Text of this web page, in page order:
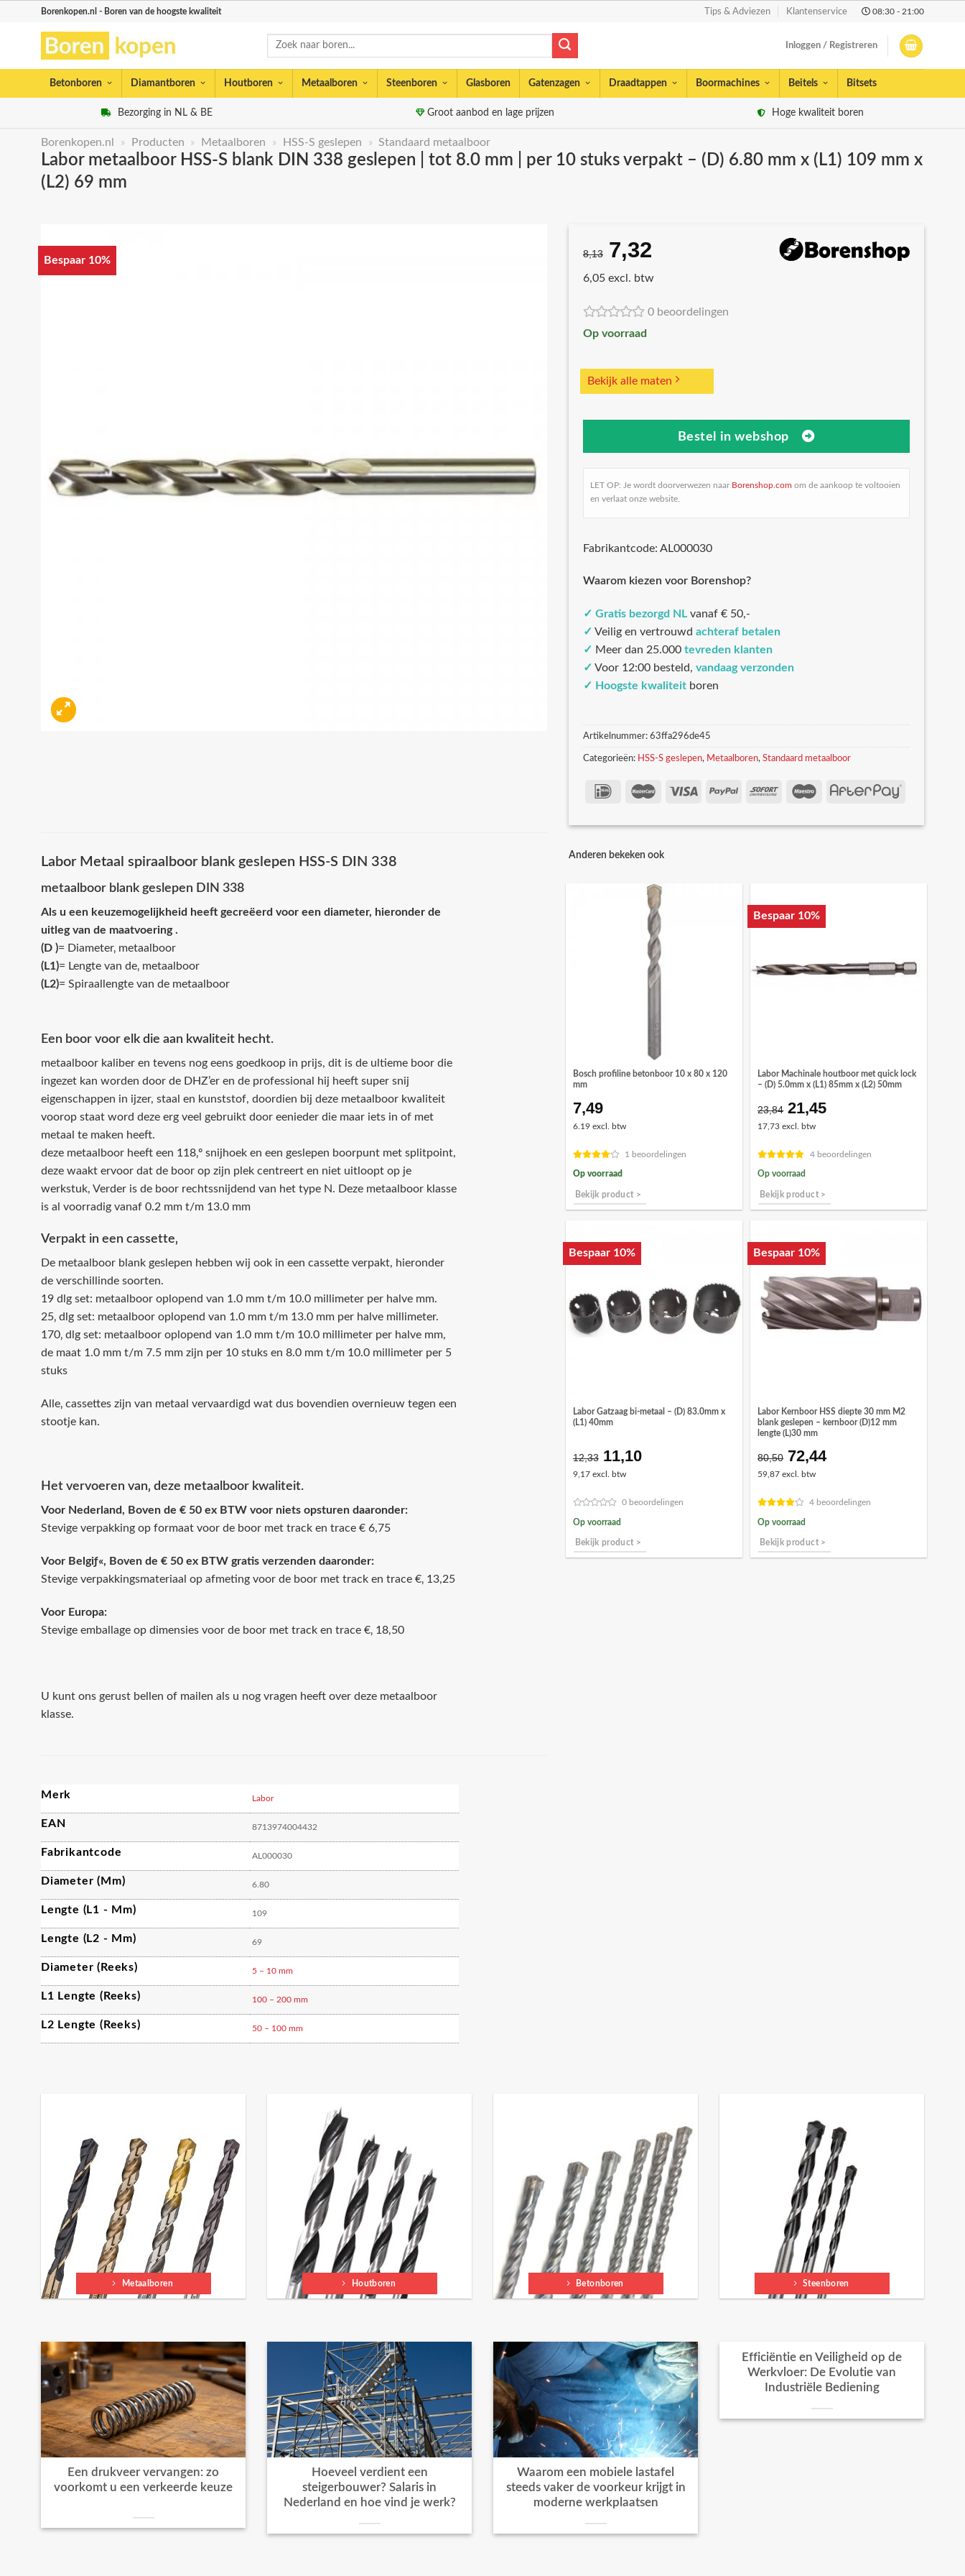
Borenkopen.nl - Boren van de hoogste kwaliteit Tips & Adviezen Klantenservice 08:30 - 21:00
Zoeken
Inloggen / Registreren
Betonboren Diamantboren Houtboren Metaalboren Steenboren Glasboren Gatenzagen Draadtappen Boormachines Beitels Bitsets
Bezorging in NL & BE Groot aanbod en lage prijzen Hoge kwaliteit boren
Borenkopen.nl » Producten » Metaalboren » HSS-S geslepen » Standaard metaalboor
Labor metaalboor HSS-S blank DIN 338 geslepen | tot 8.0 mm | per 10 stuks verpakt – (D) 6.80 mm x (L1) 109 mm x
(L2) 69 mm
Bespaar 10%
8,13 Oorspronkelijke
prijs
€8,13.
7,32
prijs
€7,32.
6,05 excl. btw
0 beoordelingen
Op voorraad
Bekijk alle maten
Bestel in webshop
LET OP: Je wordt doorverwezen naar Borenshop.com om de aankoop te voltooien
en verlaat onze website.
Fabrikantcode: AL000030
Waarom kiezen voor Borenshop?
✓ Gratis bezorgd NL vanaf € 50,-
✓ Veilig en vertrouwd achteraf betalen
✓ Meer dan 25.000 tevreden klanten
✓ Voor 12:00 besteld, vandaag verzonden
✓ Hoogste kwaliteit boren
Artikelnummer: 63ffa296de45
Categorieën: HSS-S geslepen, Metaalboren, Standaard metaalboor
Labor Metaal spiraalboor blank geslepen HSS-S DIN 338
metaalboor blank geslepen DIN 338
Als u een keuzemogelijkheid heeft gecreëerd voor een diameter, hieronder de
uitleg van de maatvoering .
(D )= Diameter‚ metaalboor
(L1)= Lengte van de‚ metaalboor
(L2)= Spiraallengte van de metaalboor
Een boor voor elk die aan kwaliteit hecht.
metaalboor kaliber en tevens nog eens goedkoop in prijs, dit is de ultieme boor die
ingezet kan worden door de DHZ’er en de professional hij heeft super snij
eigenschappen in ijzer, staal en kunststof, doordien bij deze metaalboor kwaliteit
voorop staat word deze erg veel gebruikt door eenieder die maar iets in of met
metaal te maken heeft.
deze metaalboor heeft een 118‚º snijhoek en een geslepen boorpunt met splitpoint,
deze waakt ervoor dat de boor op zijn plek centreert en niet uitloopt op je
werkstuk, Verder is de boor rechtssnijdend van het type N. Deze metaalboor klasse
is al voorradig vanaf 0.2 mm t/m 13.0 mm
Verpakt in een cassette‚
De metaalboor blank geslepen hebben wij ook in een cassette verpakt, hieronder
de verschillinde soorten.
19 dlg set: metaalboor oplopend van 1.0 mm t/m 10.0 millimeter per halve mm.
25‚ dlg set: metaalboor oplopend van 1.0 mm t/m 13.0 mm per halve millimeter.
170‚ dlg set: metaalboor oplopend van 1.0 mm t/m 10.0 millimeter per halve mm,
de maat 1.0 mm t/m 7.5 mm zijn per 10 stuks en 8.0 mm t/m 10.0 millimeter per 5
stuks
Alle‚ cassettes zijn van metaal vervaardigd wat dus bovendien overnieuw tegen een
stootje kan.
Het vervoeren van‚ deze metaalboor kwaliteit.
Voor Nederland, Boven de € 50 ex BTW voor niets opsturen daaronder:
Stevige verpakking op formaat voor de boor met track en trace € 6,75
Voor Belgiƒ«, Boven de € 50 ex BTW gratis verzenden daaronder:
Stevige verpakkingsmateriaal op afmeting voor de boor met track en trace €‚ 13,25
Voor Europa:
Stevige emballage op dimensies voor de boor met track en trace €‚ 18,50
U kunt ons gerust bellen of mailen als u nog vragen heeft over deze metaalboor
klasse.
Merk Labor
EAN 8713974004432
Fabrikantcode AL000030
Diameter (mm) 6.80
Lengte (L1 - Mm) 109
Lengte (L2 - Mm) 69
Diameter (reeks) 5 – 10 mm
L1 Lengte (reeks) 100 – 200 mm
L2 Lengte (reeks) 50 – 100 mm
Anderen bekeken ook
Bosch profiline betonboor 10 x 80 x 120
mm
7,49
6.19 excl. btw
1 beoordelingen
Op voorraad
Bekijk product >
Bespaar 10%
Labor Machinale houtboor met quick lock
– (D) 5.0mm x (L1) 85mm x (L2) 50mm
23,84 Oorspronkelijke
prijs
€23,84.
21,45Huidige
€21,45.
17,73 excl. btw
4 beoordelingen
Op voorraad
Bekijk product >
Bespaar 10%
Labor Gatzaag bi-metaal – (D) 83.0mm x
(L1) 40mm
12,33 Oorspronkelijke
prijs
€12,33.
11,10Huidige
€11,10.
9,17 excl. btw
0 beoordelingen
Op voorraad
Bekijk product >
Bespaar 10%
Labor Kernboor HSS diepte 30 mm M2
blank geslepen – kernboor (D)12 mm
lengte (L)30 mm
80,50 Oorspronkelijke
prijs
€80,50.
72,44Huidige
€72,44.
59,87 excl. btw
4 beoordelingen
Op voorraad
Bekijk product >
Metaalboren Houtboren Betonboren Steenboren
Een drukveer vervangen: zo
voorkomt u een verkeerde keuze
Hoeveel verdient een
steigerbouwer? Salaris in
Nederland en hoe vind je werk?
Waarom een mobiele lastafel
steeds vaker de voorkeur krijgt in
moderne werkplaatsen
Efficiëntie en Veiligheid op de
Werkvloer: De Evolutie van
Industriële Bediening